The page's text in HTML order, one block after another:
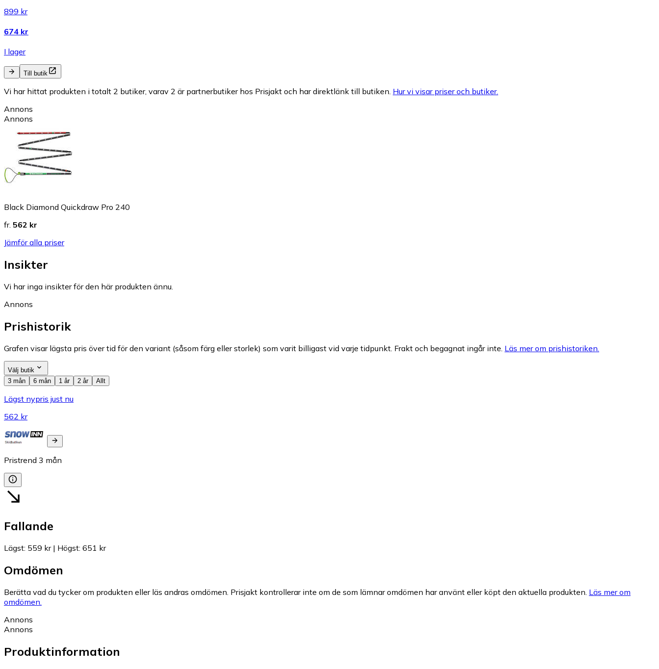
899 kr
674 kr
I lager
Till butik
Vi har hittat produkten i totalt 2 butiker, varav 2 är partnerbutiker hos Prisjakt och har direktlänk till butiken. Hur vi visar priser och butiker.
Annons
Annons
Black Diamond Quickdraw Pro 240
fr. 562 kr
Jämför alla priser
Insikter
Vi har inga insikter för den här produkten ännu.
Annons
Prishistorik
Grafen visar lägsta pris över tid för den variant (såsom färg eller storlek) som varit billigast vid varje tidpunkt. Frakt och begagnat ingår inte. Läs mer om prishistoriken.
Välj butik
3 mån
6 mån 1 år 2 år Allt
Lägst nypris just nu
562 kr
Pristrend 3 mån
Fallande
Lägst: 559 kr| Högst: 651 kr
Omdömen
Berätta vad du tycker om produkten eller läs andras omdömen. Prisjakt kontrollerar inte om de som lämnar omdömen har använt eller köpt den aktuella produkten. Läs mer om
omdömen.
Annons
Annons
Produktinformation